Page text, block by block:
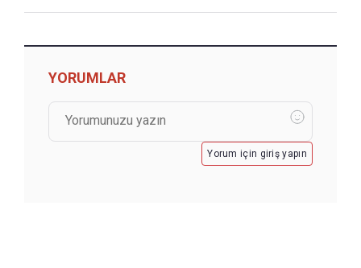
YORUMLAR
Yorum için giriş yapın